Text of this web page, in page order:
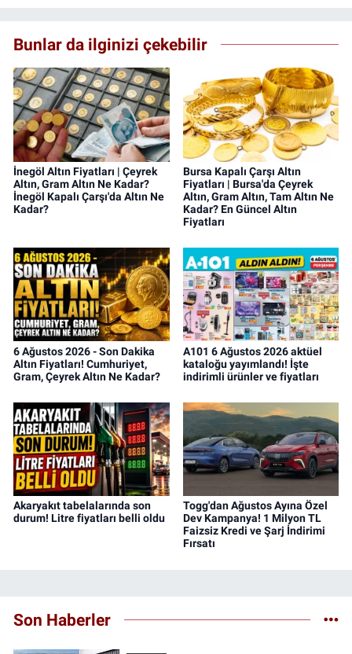
Bunlar da ilginizi çekebilir
İnegöl Altın Fiyatları | Çeyrek
Altın, Gram Altın Ne Kadar?
İnegöl Kapalı Çarşı'da Altın Ne
Kadar?
Bursa Kapalı Çarşı Altın
Fiyatları | Bursa'da Çeyrek
Altın, Gram Altın, Tam Altın Ne
Kadar? En Güncel Altın
Fiyatları
6 Ağustos 2026 - Son Dakika
Altın Fiyatları! Cumhuriyet,
Gram, Çeyrek Altın Ne Kadar?
A101 6 Ağustos 2026 aktüel
kataloğu yayımlandı! İşte
indirimli ürünler ve fiyatları
Akaryakıt tabelalarında son
durum! Litre fiyatları belli oldu
Togg'dan Ağustos Ayına Özel
Dev Kampanya! 1 Milyon TL
Faizsiz Kredi ve Şarj İndirimi
Fırsatı
Son Haberler